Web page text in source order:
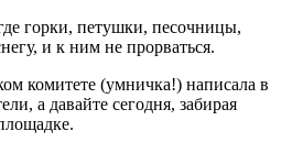
горки, петушки, песочницы,
и к ним не прорваться.
комитете (умничка!) написала в
а давайте сегодня, забирая